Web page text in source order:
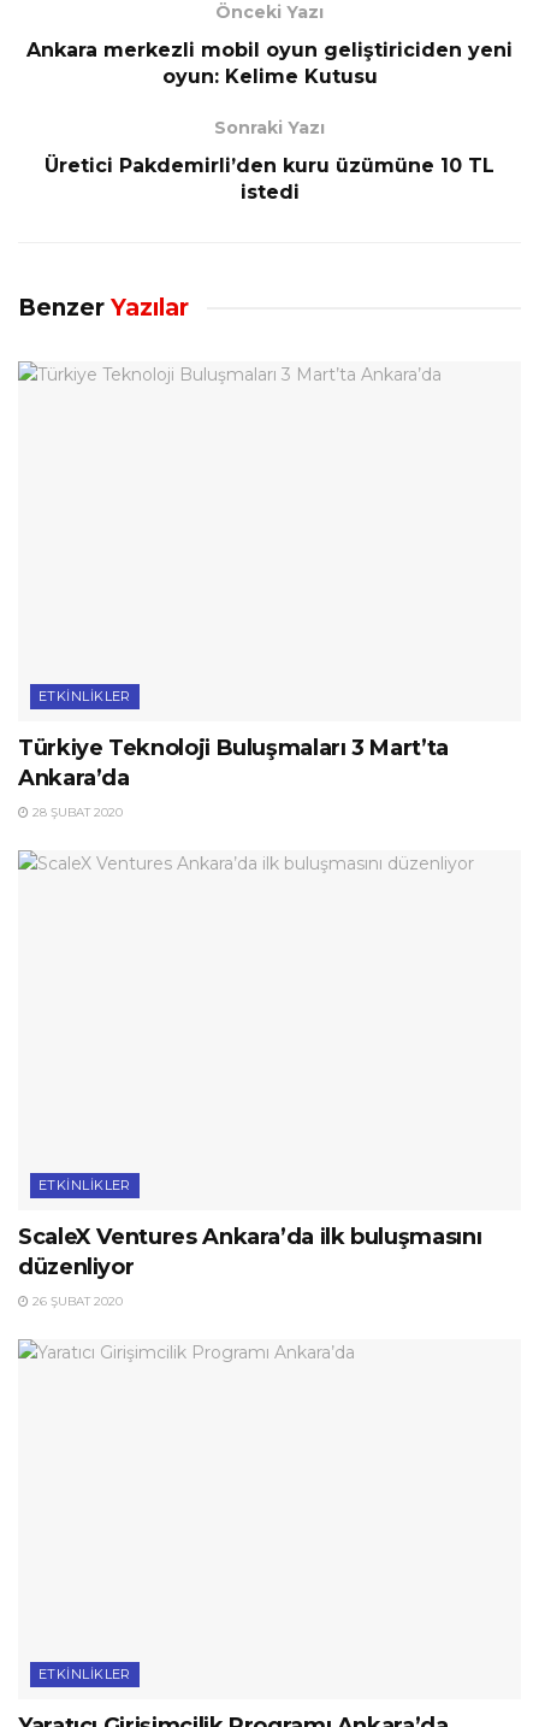
Önceki Yazı
Ankara merkezli mobil oyun geliştiriciden yeni
oyun: Kelime Kutusu
Sonraki Yazı
Üretici Pakdemirli’den kuru üzümüne 10 TL
istedi
Benzer Yazılar
ETKINLIKLER
Türkiye Teknoloji Buluşmaları 3 Mart’ta
Ankara’da
28 ŞUBAT 2020
ETKINLIKLER
ScaleX Ventures Ankara’da ilk buluşmasını
düzenliyor
26 ŞUBAT 2020
ETKINLIKLER